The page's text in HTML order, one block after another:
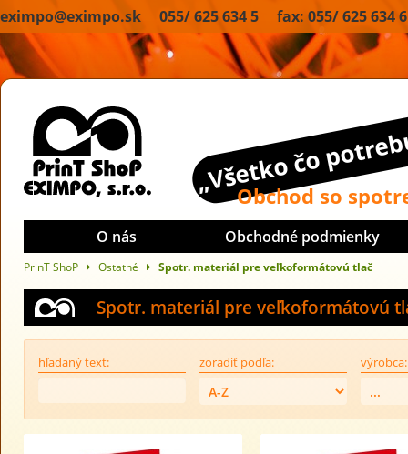
eximpo@eximpo.sk 055/ 625 634 5 fax: 055/ 625 634 6
„Všetko čo
Obchod so
O nás Obchodné podmienky
PrinT ShoP Ostatné Spotr. materiál pre veľkoformátovú tlač
Spotr. materiál pre veľkoformátovú
hľadaný text: zoradiť podľa: výrobca: